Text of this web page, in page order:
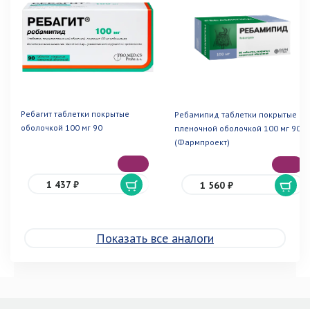
Ребагит таблетки покрытые
оболочкой 100 мг 90
1 437 ₽
Ребамипид таблетки покрытые
пленочной оболочкой 100 мг 90
(Фармпроект)
1 560 ₽
Показать все аналоги